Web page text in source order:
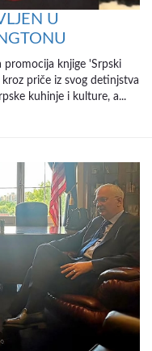
U
promocija knjige 'Srpski
priče iz svog detinjstva
kuhinje i kulture, a...